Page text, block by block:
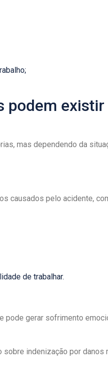
podem
mas dependendo da
causados pelo acidente,
de trabalhar.
pode gerar sofrimento
indenização por danos